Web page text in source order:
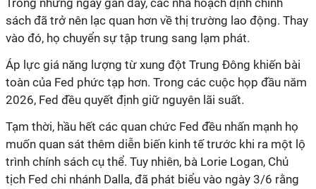
Trong những ngày gần đây, các nhà hoạch định chính
sách đã trở nên lạc quan hơn về thị trường lao động. Thay
vào đó, họ chuyển sự tập trung sang lạm phát.
Áp lực giá năng lượng từ xung đột Trung Đông khiến bài
toàn của Fed phức tạp hơn. Trong các cuộc họp đầu năm
2026, Fed đều quyết định giữ nguyên lãi suất.
Tạm thời, hầu hết các quan chức Fed đều nhấn mạnh họ
muốn quan sát thêm diễn biến kinh tế trước khi ra một lộ
trình chính sách cụ thể. Tuy nhiên, bà Lorie Logan, Chủ
tịch Fed chi nhánh Dalla, đã phát biểu vào ngày 3/6 rằng